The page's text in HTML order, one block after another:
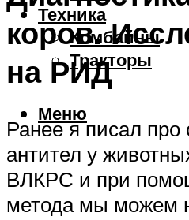
Техника
Комбайны
Тракторы
Меню
коров.
на РИД
Ранее я писал про
антител у
ВЛКРС и при
метода мы можем